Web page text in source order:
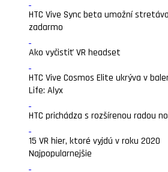
HTC Vive Sync beta umožní
zadarmo
Ako vyčistiť VR headset
HTC Vive Cosmos Elite ukrýva v
Life: Alyx
HTC prichádza s rozšírenou radou
15 VR hier, ktoré vyjdú v roku 2020
Najpopularnejšie